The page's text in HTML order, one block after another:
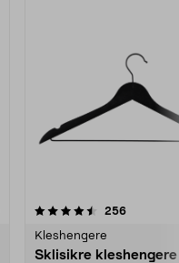
256
Kleshengere
Sklisikre
4.5av 5 stjerner